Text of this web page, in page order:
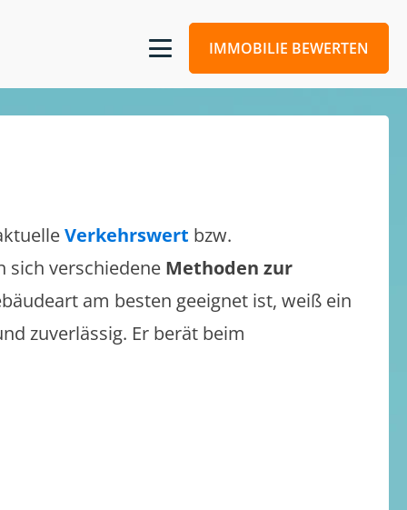
IMMOBILIE BEWERTEN
Verkehrswert bzw.
sich verschiedene Methoden zur
am besten geeignet ist, weiß ein
zuverlässig. Er berät beim